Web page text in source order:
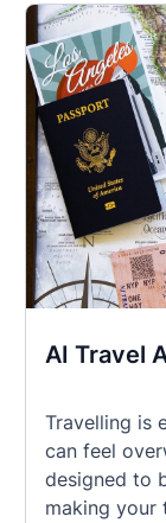
AI Travel
Travelling is
can feel
designed to
making your